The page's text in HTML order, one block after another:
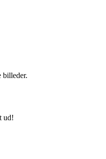
billeder.
ud!